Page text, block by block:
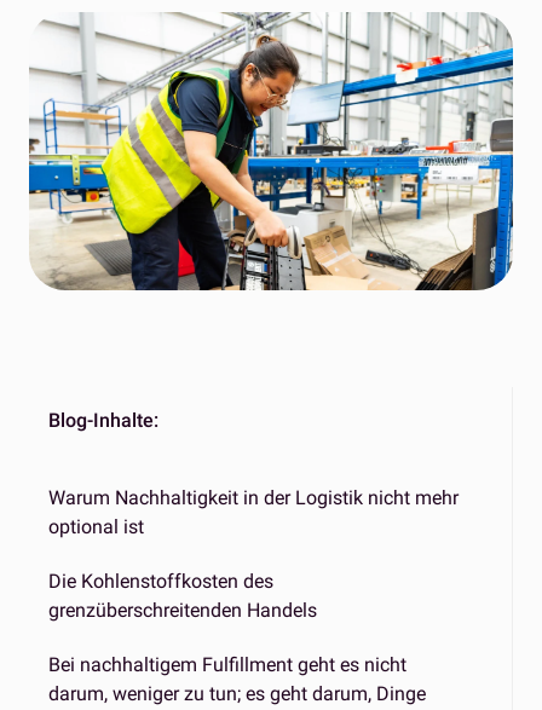
Blog-Inhalte:
Warum Nachhaltigkeit in der Logistik nicht mehr
optional ist
Die Kohlenstoffkosten des
grenzüberschreitenden Handels
Bei nachhaltigem Fulfillment geht es nicht
darum, weniger zu tun; es geht darum, Dinge